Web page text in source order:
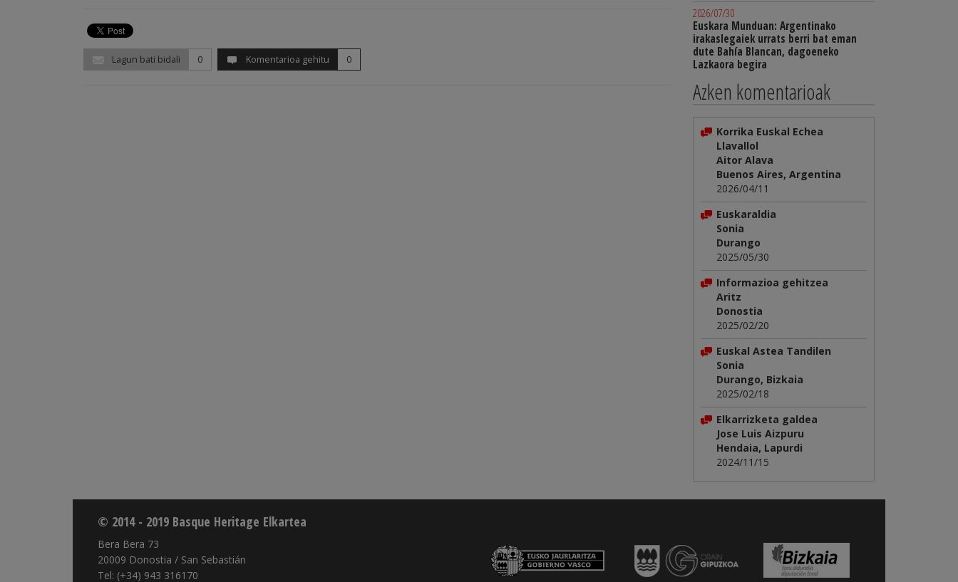
Lagun bati bidali 0 Komentarioa gehitu 0
2026/07/30
Euskara Munduan: Argentinako
irakaslegaiek urrats berri bat eman
dute Bahía Blancan, dagoeneko
Lazkaora begira
Azken komentarioak
Korrika Euskal Echea
Llavallol
Aitor Alava
Buenos Aires, Argentina
2026/04/11
Euskaraldia
Sonia
Durango
2025/05/30
Informazioa gehitzea
Aritz
Donostia
2025/02/20
Euskal Astea Tandilen
Sonia
Durango, Bizkaia
2025/02/18
Elkarrizketa galdea
Jose Luis Aizpuru
Hendaia, Lapurdi
2024/11/15
© 2014 - 2019 Basque Heritage Elkartea
Bera Bera 73
20009 Donostia / San Sebastián
Tel: (+34) 943 316170